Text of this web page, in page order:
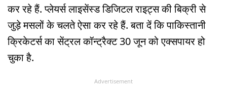
कर रहे हैं. प्लेयर्स लाइसेंस्ड डिजिटल राइट्स की बिक्री से
जुड़े मसलों के चलते ऐसा कर रहे हैं. बता दें कि पाकिस्तानी
क्रिकेटर्स का सेंट्रल कॉन्ट्रैक्ट 30 जून को एक्सपायर हो
चुका है.
Advertisement